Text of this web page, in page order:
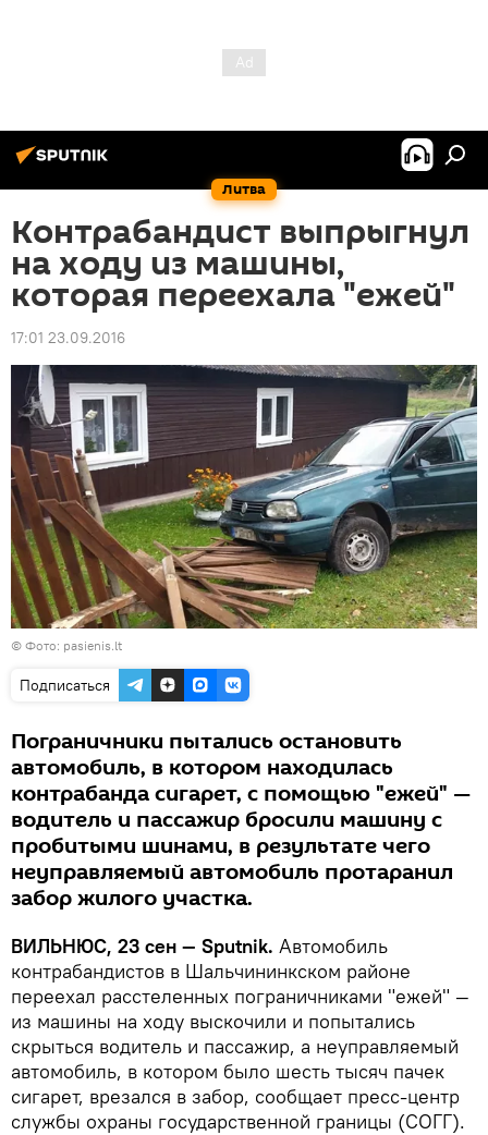
Литва
Контрабандист выпрыгнул
на ходу из машины,
которая переехала "ежей"
17:01 23.09.2016
© Фото: pasienis.lt
Подписаться
Пограничники пытались остановить
автомобиль, в котором находилась
контрабанда сигарет, с помощью "ежей" —
водитель и пассажир бросили машину с
пробитыми шинами, в результате чего
неуправляемый автомобиль протаранил
забор жилого участка.
ВИЛЬНЮС, 23 сен — Sputnik. Автомобиль
контрабандистов в Шальчининкском районе
переехал расстеленных пограничниками "ежей" —
из машины на ходу выскочили и попытались
скрыться водитель и пассажир, а неуправляемый
автомобиль, в котором было шесть тысяч пачек
сигарет, врезался в забор, сообщает пресс-центр
службы охраны государственной границы (СОГГ).